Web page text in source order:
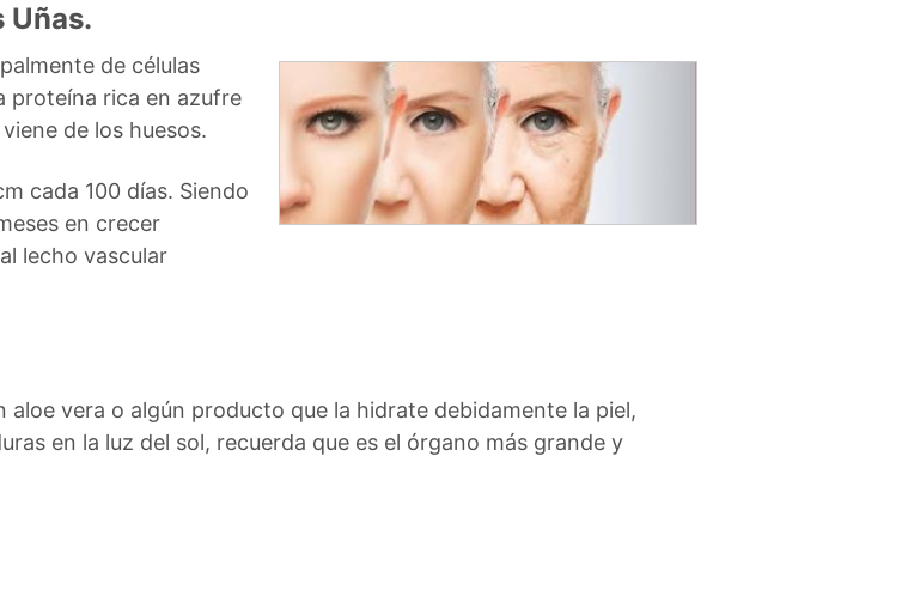
Uñas.
de células
proteína rica en azufre
de los huesos.
cada 100 días. Siendo
en crecer
lecho vascular
aloe vera o algún producto que la hidrate debidamente la piel,
en la luz del sol, recuerda que es el órgano más grande y